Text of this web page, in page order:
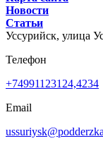
Новости
Статьи
Уссурийск, улица
Телефон
+74991123124,4234
Email